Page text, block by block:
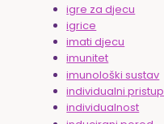
igre za djecu
igrice
imati djecu
imunitet
imunološki sustav
individualni pristup
individualnost